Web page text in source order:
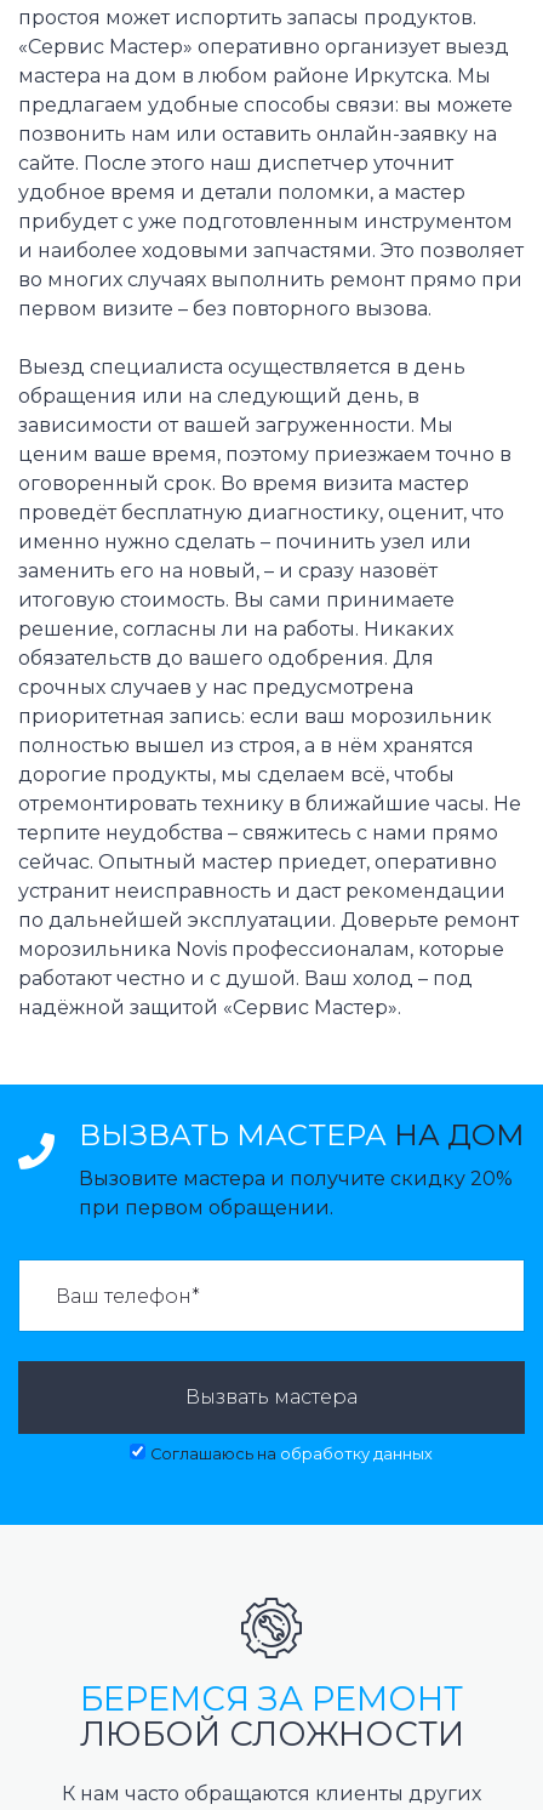
простоя может испортить запасы продуктов.
«Сервис Мастер» оперативно организует выезд
мастера на дом в любом районе Иркутска. Мы
предлагаем удобные способы связи: вы можете
позвонить нам или оставить онлайн-заявку на
сайте. После этого наш диспетчер уточнит
удобное время и детали поломки, а мастер
прибудет с уже подготовленным инструментом
и наиболее ходовыми запчастями. Это позволяет
во многих случаях выполнить ремонт прямо при
первом визите – без повторного вызова.
Выезд специалиста осуществляется в день
обращения или на следующий день, в
зависимости от вашей загруженности. Мы
ценим ваше время, поэтому приезжаем точно в
оговоренный срок. Во время визита мастер
проведёт бесплатную диагностику, оценит, что
именно нужно сделать – починить узел или
заменить его на новый, – и сразу назовёт
итоговую стоимость. Вы сами принимаете
решение, согласны ли на работы. Никаких
обязательств до вашего одобрения. Для
срочных случаев у нас предусмотрена
приоритетная запись: если ваш морозильник
полностью вышел из строя, а в нём хранятся
дорогие продукты, мы сделаем всё, чтобы
отремонтировать технику в ближайшие часы. Не
терпите неудобства – свяжитесь с нами прямо
сейчас. Опытный мастер приедет, оперативно
устранит неисправность и даст рекомендации
по дальнейшей эксплуатации. Доверьте ремонт
морозильника Novis профессионалам, которые
работают честно и с душой. Ваш холод – под
надёжной защитой «Сервис Мастер».
ВЫЗВАТЬ МАСТЕРА НА ДОМ
Вызовите мастера и получите скидку 20%
при первом обращении.
Вызвать мастера
Соглашаюсь на обработку данных
БЕРЕМСЯ ЗА РЕМОНТ
ЛЮБОЙ СЛОЖНОСТИ
К нам часто обращаются клиенты других